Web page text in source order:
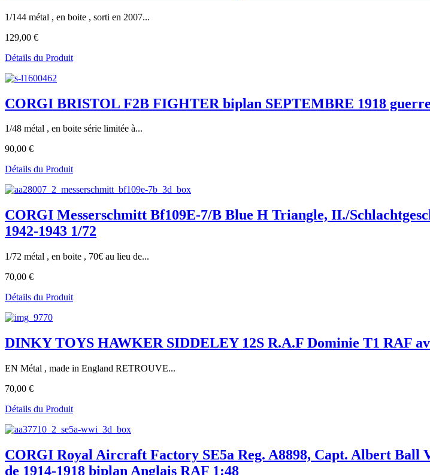
1/144 métal , en boite , sorti en 2007...
129,00 €
Détails du Produit
CORGI BRISTOL F2B FIGHTER biplan SEPTEMBRE 1918 guerre
1/48 métal , en boite série limitée à...
90,00 €
Détails du Produit
CORGI Messerschmitt Bf109E-7/B Blue H Triangle, II./
1942-1943 1/72
1/72 métal , en boite , 70€ au lieu de...
70,00 €
Détails du Produit
DINKY TOYS HAWKER SIDDELEY 12S R.A.F Dominie T1 RAF
EN Métal , made in England RETROUVE...
70,00 €
Détails du Produit
CORGI Royal Aircraft Factory SE5a Reg. A8898, Capt. Albert Ball
de 1914-1918 biplan Anglais RAF 1:48